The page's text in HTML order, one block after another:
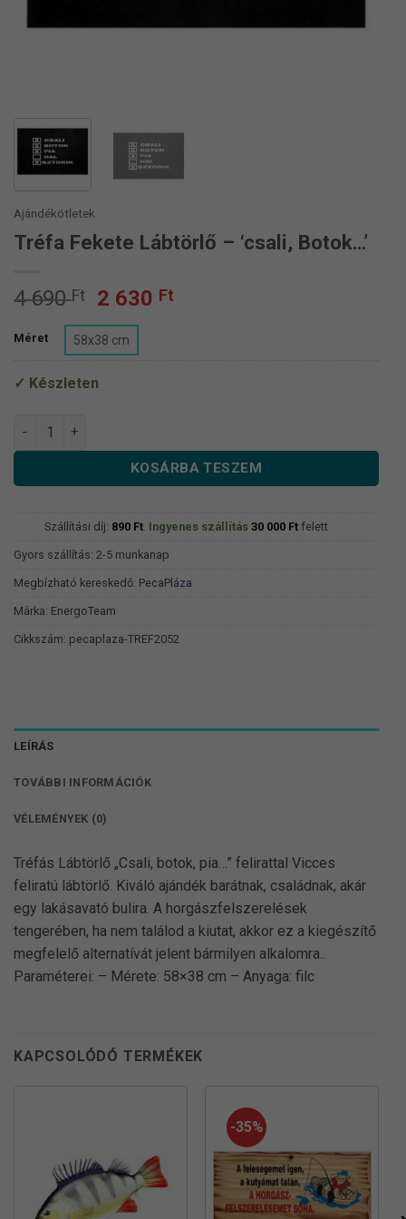
Ajándékötletek
Tréfa Fekete Lábtörlő – ‘csali, Botok…’
4 690Ft
Original
price
was:
4
690 Ft.
2 630 Ft
Méret 58x38 cm
Készleten
Tréfa Fekete Lábtörlő - 'csali, Botok...' mennyiség
KOSÁRBA TESZEM
Szállítási díj: 890 Ft. Ingyenes szállítás 30 000 Ftfelett
Gyors szállítás: 2-5 munkanap
Megbízható kereskedő: PecaPláza
Márka: EnergoTeam
Cikkszám: pecaplaza-TREF2052
LEÍRÁS
TOVÁBBI INFORMÁCIÓK
VÉLEMÉNYEK (0)
Tréfás Lábtörlő „Csali, botok, pia…” felirattal Vicces
feliratú lábtörlő. Kiváló ajándék barátnak, családnak, akár
egy lakásavató bulira. A horgászfelszerelések
tengerében, ha nem találod a kiutat, akkor ez a kiegészítő
megfelelő alternatívát jelent bármilyen alkalomra..
Paraméterei: – Mérete: 58×38 cm – Anyaga: filc
KAPCSOLÓDÓ TERMÉKEK
-35%